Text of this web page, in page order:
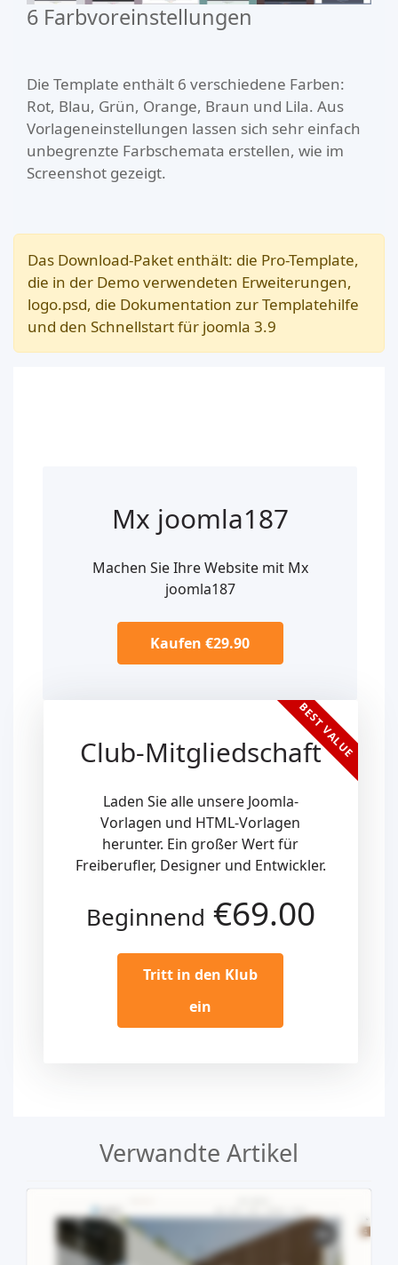
6 Farbvoreinstellungen
Die Template enthält 6 verschiedene Farben:
Rot, Blau, Grün, Orange, Braun und Lila. Aus
Vorlageneinstellungen lassen sich sehr einfach
unbegrenzte Farbschemata erstellen, wie im
Screenshot gezeigt.
Das Download-Paket enthält: die Pro-Template,
die in der Demo verwendeten Erweiterungen,
logo.psd, die Dokumentation zur Templatehilfe
und den Schnellstart für joomla 3.9
Mx joomla187
Machen Sie Ihre Website mit Mx
joomla187
Kaufen €29.90
Club-MitgliedschaftBEST VALUE
Laden Sie alle unsere Joomla-
Vorlagen und HTML-Vorlagen
herunter. Ein großer Wert für
Freiberufler, Designer und Entwickler.
Beginnend €69.00
Tritt in den Klub
ein
Verwandte Artikel
Demo